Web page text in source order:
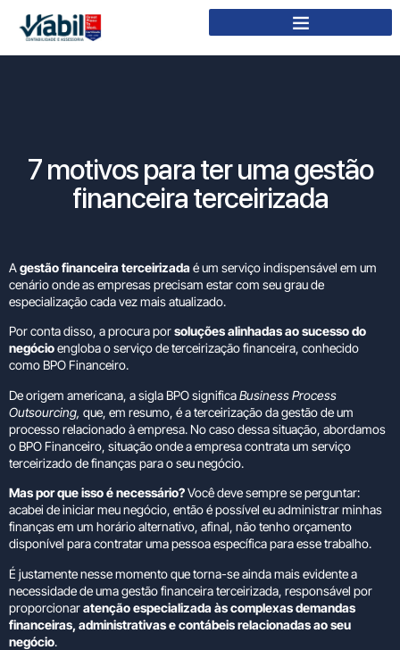
7 motivos para ter uma gestão
financeira terceirizada
Agestão financeira terceirizada é um serviço indispensável em um
cenário onde as empresas precisam estar com seu grau de
especialização cada vez mais atualizado.
Por conta disso, a procura porsoluções alinhadas ao sucesso do
negócioengloba o serviço de terceirização financeira, conhecido
como BPO Financeiro.
De origem americana, a sigla BPO significaBusiness Process
Outsourcing, que, em resumo, é a terceirização da gestão de um
processo relacionado à empresa. No caso dessa situação, abordamos
o BPO Financeiro, situação onde a empresa contrata um serviço
terceirizado de finanças para o seu negócio.
Mas por que isso é necessário?Você deve sempre se perguntar:
acabei de iniciar meu negócio, então é possível eu administrar minhas
finanças em um horário alternativo, afinal, não tenho orçamento
disponível para contratar uma pessoa específica para esse trabalho.
É justamente nesse momento que torna-se ainda mais evidente a
necessidade de uma gestão financeira terceirizada, responsável por
proporcionaratenção especializada às complexas demandas
financeiras, administrativas e contábeis relacionadas ao seu
negócio.